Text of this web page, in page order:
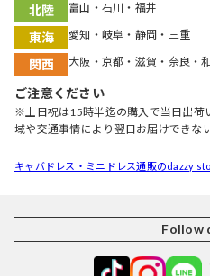
北陸 富山・石川・福井
東海 愛知・岐阜・静岡・三重
関西 大阪・京都・滋賀・奈良・
ご注意ください
※土日祝は15時半迄の購入で当日出荷
域や交通事情により翌日お届けできな
キャバドレス・ミニドレス通販のdazzy
Follow